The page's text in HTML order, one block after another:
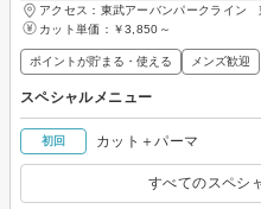
アクセス：東武アーバンパークライ
カット単価： ￥3,850～
ポイントが貯まる・使える メンズ歓迎
スペシャルメニュー
初回 カット＋パーマ
すべてのスペシ